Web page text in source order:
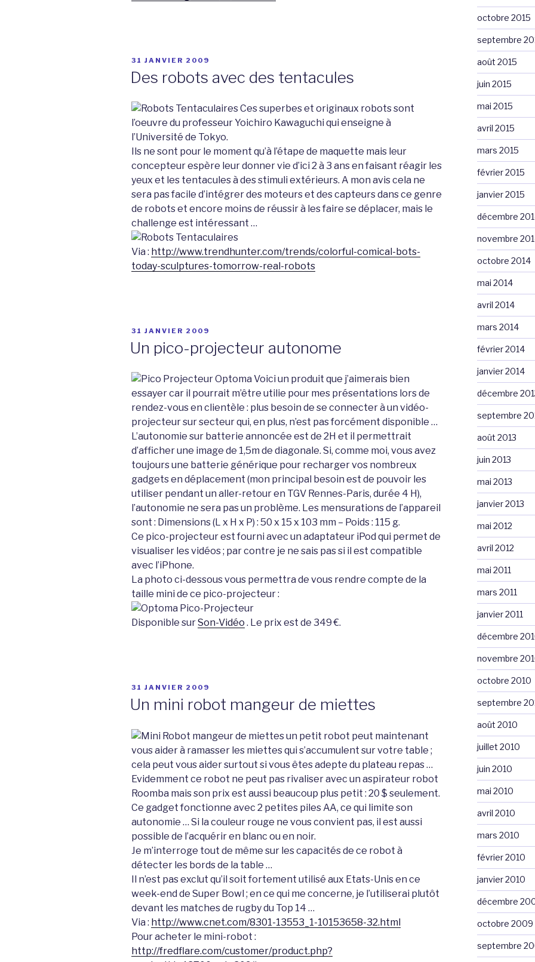
PUBLIÉ
31 JANVIER 2009
Des robots avec des tentacules
Ces superbes et originaux robots sont
l’oeuvre du professeur Yoichiro Kawaguchi qui enseigne à
l’Université de Tokyo.
Ils ne sont pour le moment qu’à l’étape de maquette mais leur
concepteur espère leur donner vie d’ici 2 à 3 ans en faisant réagir les
yeux et les tentacules à des stimuli extérieurs. A mon avis cela ne
sera pas facile d’intégrer des moteurs et des capteurs dans ce genre
de robots et encore moins de réussir à les faire se déplacer, mais le
challenge est intéressant …
Via : http://www.trendhunter.com/trends/colorful-comical-bots-
today-sculptures-tomorrow-real-robots
PUBLIÉ
31 JANVIER 2009
Un pico-projecteur autonome
Voici un produit que j’aimerais bien
essayer car il pourrait m’être utilie pour mes présentations lors de
rendez-vous en clientèle : plus besoin de se connecter à un vidéo-
projecteur sur secteur qui, en plus, n’est pas forcément disponible …
L’autonomie sur batterie annoncée est de 2H et il permettrait
d’afficher une image de 1,5m de diagonale. Si, comme moi, vous avez
toujours une batterie générique pour recharger vos nombreux
gadgets en déplacement (mon principal besoin est de pouvoir les
utiliser pendant un aller-retour en TGV Rennes-Paris, durée 4 H),
l’autonomie ne sera pas un problème. Les mensurations de l’appareil
sont : Dimensions (L x H x P) : 50 x 15 x 103 mm – Poids : 115 g.
Ce pico-projecteur est fourni avec un adaptateur iPod qui permet de
visualiser les vidéos ; par contre je ne sais pas si il est compatible
avec l’iPhone.
La photo ci-dessous vous permettra de vous rendre compte de la
taille mini de ce pico-projecteur :
Disponible surSon-Vidéo . Le prix est de 349 €.
PUBLIÉ
31 JANVIER 2009
Un mini robot mangeur de miettes
un petit robot peut maintenant
vous aider à ramasser les miettes qui s’accumulent sur votre table ;
cela peut vous aider surtout si vous êtes adepte du plateau repas …
Evidemment ce robot ne peut pas rivaliser avec un aspirateur robot
Roomba mais son prix est aussi beaucoup plus petit : 20 $ seulement.
Ce gadget fonctionne avec 2 petites piles AA, ce qui limite son
autonomie … Si la couleur rouge ne vous convient pas, il est aussi
possible de l’acquérir en blanc ou en noir.
Je m’interroge tout de même sur les capacités de ce robot à
détecter les bords de la table …
Il n’est pas exclut qu’il soit fortement utilisé aux Etats-Unis en ce
week-end de Super Bowl ; en ce qui me concerne, je l’utiliserai plutôt
devant les matches de rugby du Top 14 …
Via : http://www.cnet.com/8301-13553_1-10153658-32.html
Pour acheter le mini-robot :
http://fredflare.com/customer/product.php?
octobre 2015
septembre
août 2015
juin 2015
mai 2015
avril 2015
mars 2015
février 2015
janvier 2015
décembre
novembre
octobre 2014
mai 2014
avril 2014
mars 2014
février 2014
janvier 2014
décembre
septembre
août 2013
juin 2013
mai 2013
janvier 2013
mai 2012
avril 2012
mai 2011
mars 2011
janvier 2011
décembre
novembre
octobre 2010
septembre
août 2010
juillet 2010
juin 2010
mai 2010
avril 2010
mars 2010
février 2010
janvier 2010
décembre
octobre 2009
septembre